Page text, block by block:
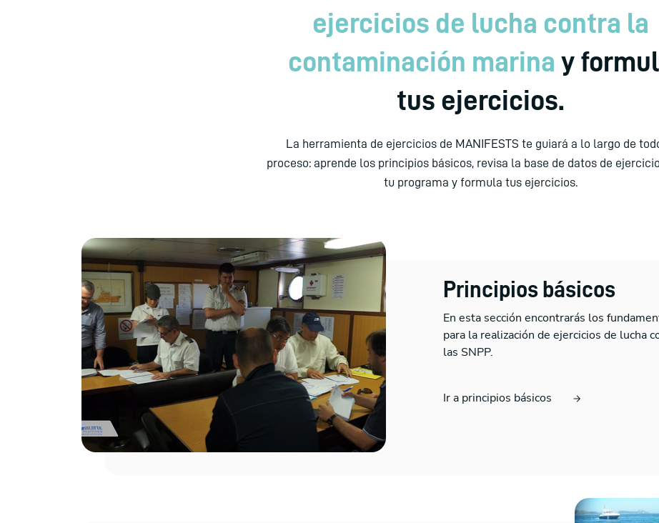
ejercicios de lucha contra la
contaminación marina y
tus ejercicios.
La herramienta de ejercicios de MANIFESTS te guiará a lo largo de
proceso: aprende los principios básicos, revisa la base de datos de
tu programa y formula tus ejercicios.
Principios básicos
En esta sección encontrarás los
para la realización de ejercicios de lucha
las SNPP.
Ir a principios básicos